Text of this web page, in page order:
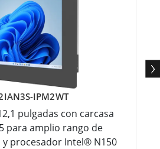
IPM2WT
pulgadas con carcasa
para amplio rango de
procesador Intel® N150